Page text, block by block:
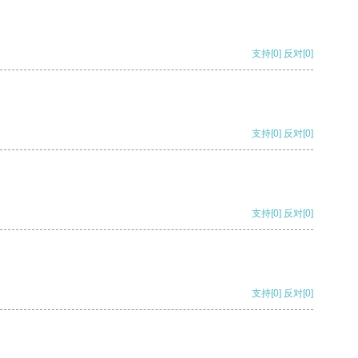
支持[0] 反对[0]
支持[0] 反对[0]
支持[0] 反对[0]
支持[0] 反对[0]